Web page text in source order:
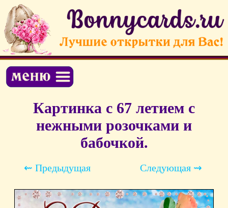
Картинка с 67 летием с
нежными розочками и
бабочкой.
⇜ Предыдущая Следующая ⇝